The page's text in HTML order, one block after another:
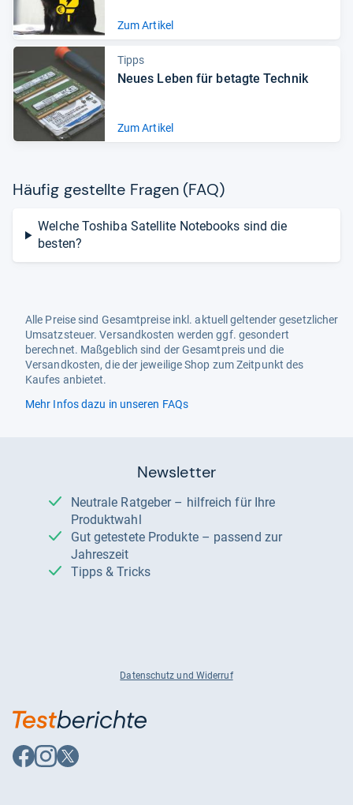
Zum Artikel
Tipps
Neues Leben für betagte Tech­nik
Zum Artikel
Häu­fig gestellte Fra­gen (FAQ)
Welche Toshiba Satellite Notebooks sind die
besten?
Alle Preise sind Gesamtpreise inkl. aktuell geltender gesetzlicher
Umsatzsteuer. Versandkosten werden ggf. gesondert
berechnet. Maßgeblich sind der Gesamtpreis und die
Versandkosten, die der jeweilige Shop zum Zeitpunkt des
Kaufes anbietet.
Mehr Infos dazu in unseren FAQs
Newsletter
Neutrale Ratgeber – hilfreich für Ihre
Produktwahl
Gut getestete Produkte – passend zur
Jahreszeit
Tipps & Tricks
Datenschutz und Widerruf
Auf
Facebook
Auf
Instagram
Auf
X